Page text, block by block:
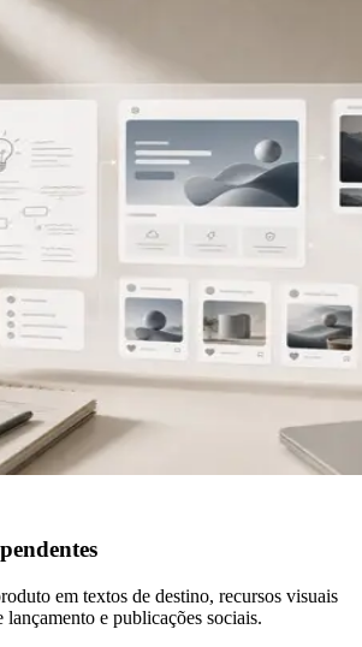
em textos de destino, recursos visuais
lançamento e publicações sociais.